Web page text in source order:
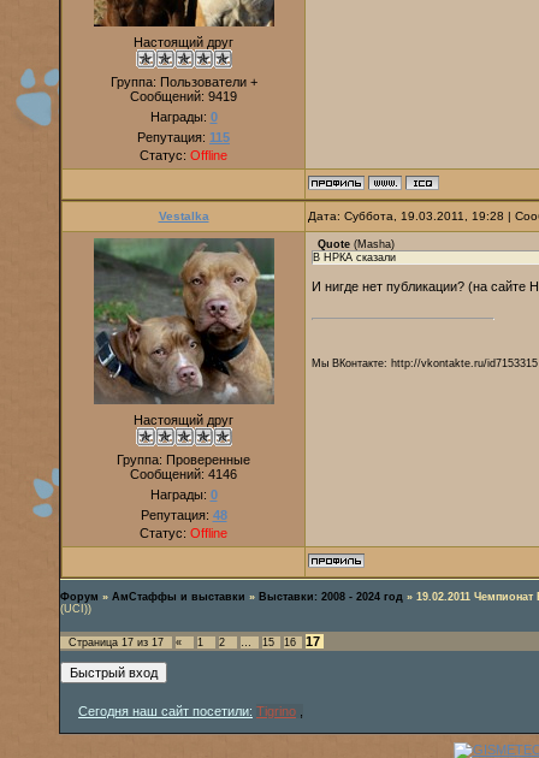
Настоящий друг
Группа: Пользователи +
Сообщений: 9419
Награды: 0
Репутация: 115
Статус: Offline
Vestalka Дата: Суббота, 19.03.2011, 19:28 |
Настоящий друг
Группа: Проверенные
Сообщений: 4146
Награды: 0
Репутация: 48
Статус: Offline
Quote (Masha)
В НРКА сказали
И нигде нет публикации? (на
Мы ВКонтакте: http://vkontakte.ru/id7153315
Форум » АмСтаффы и выставки » Выставки: 2008 - 2024 год » 19.02.2011
(UCI))
Страница 17 из 17 « 1 2 … 15 16 17
Сегодня наш сайт посетили: Tigrino